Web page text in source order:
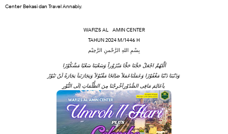
Center Bekasi dan Travel Annabiy.
WAFIZS AL –AMIN CENTER
TAHUN2024M/1446 H
بِسْمِ اللهِ الرَّحْمنِ الرَّحِيْم
اَلَّلهُمَّ اجْعَلْ حَجَّنَا حَجًّا مَبْرُوْراً وَسَعْيَنَا سَعْيًا مَشْكُوْرًا
وَذَنْبَنَا ذَنْبًا مَغْفُوْرًا وَعَمَلَنَاعَمَلاً صَاِلحًا مَقْبُوْلاً وَتِجَارَتَناَ تِجَارَةً لَنْ تَبُوْرْ
ياَعَالِمَ مَافِى الصُّدُوْرِاَخْرِجْنَا مِنَ الظُّلُمَاتِ اِلَى النُّوْرِ